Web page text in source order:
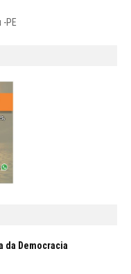
PE
da Democracia